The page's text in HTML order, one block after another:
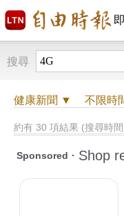
搜尋
健康新聞 ▼ 不限時
約有 30 項結果 (搜尋時